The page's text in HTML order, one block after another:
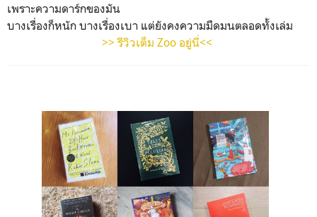
เพราะความดาร์กของมัน
บางเรื่องก็หนัก บางเรื่องเบา แต่ยังคงความมืดมนตลอดทั้งเล่ม
>> รีวิวเต็ม Zoo อยู่นี่<<